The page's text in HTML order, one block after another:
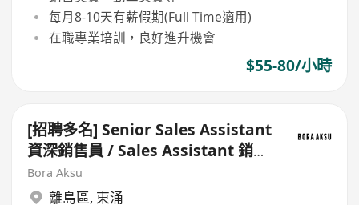
每月8-10天有薪假期(Full Time適用)
在職專業培訓，良好進升機會
$55-80/小時
[招聘多名] Senior Sales Assistant
資深銷售員 / Sales Assistant 銷售
員
Bora Aksu
離島區, 東涌